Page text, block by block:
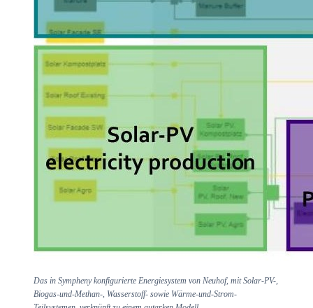
Das in Sympheny konfigurierte Energiesystem von Neuhof, mit Solar-PV-,
Biogas-und-Methan-, Wasserstoff- sowie Wärme-und-Strom-